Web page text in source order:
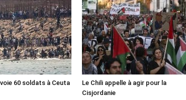
60 soldats à Ceuta
Le Chili appelle à agir pour la
Cisjordanie